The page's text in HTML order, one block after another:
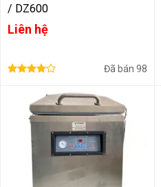
/ DZ600
Liên hệ
Đã bán 98